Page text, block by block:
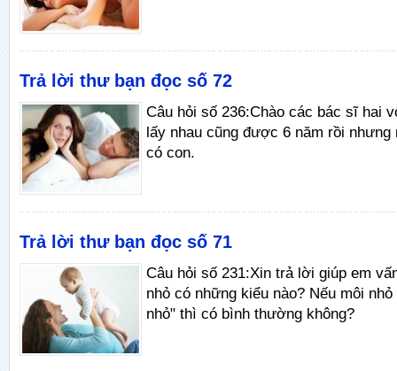
Trả lời thư bạn đọc số 72
Câu hỏi số 236:Chào các bác sĩ hai
lấy nhau cũng được 6 năm rồi nhưng
có con.
Trả lời thư bạn đọc số 71
Câu hỏi số 231:Xin trả lời giúp em
nhỏ có những kiểu nào? Nếu môi
nhỏ" thì có bình thường không?